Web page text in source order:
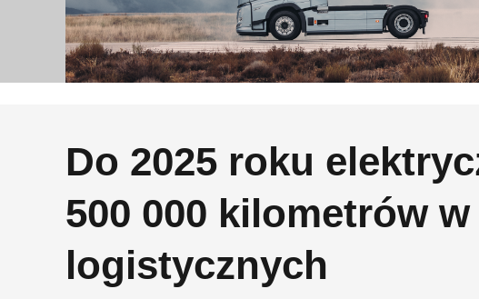
Do 2025 roku
500 000 kilometrów
logistycznych